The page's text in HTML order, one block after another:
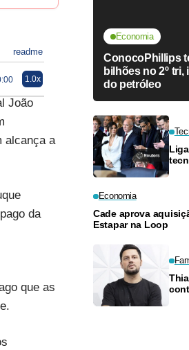
readme
1.0x
João
alcança a
da
que as
Economia
ConocoPhillips
bilhões no 2º
do petróleo
Economia
Cade aprova
Estapar na Loop